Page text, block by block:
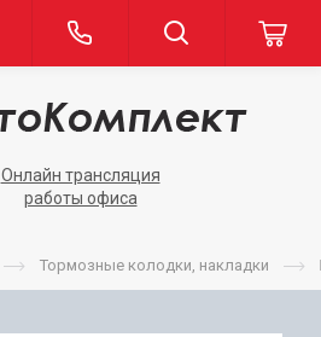
Онлайн трансляция
работы офиса
Тормозные колодки, накладки